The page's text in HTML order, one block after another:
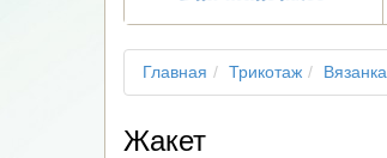
Главная Трикотаж Вязанка
Жакет